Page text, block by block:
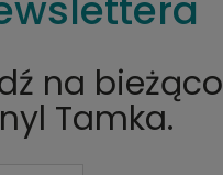
na bieżąco
Tamka.